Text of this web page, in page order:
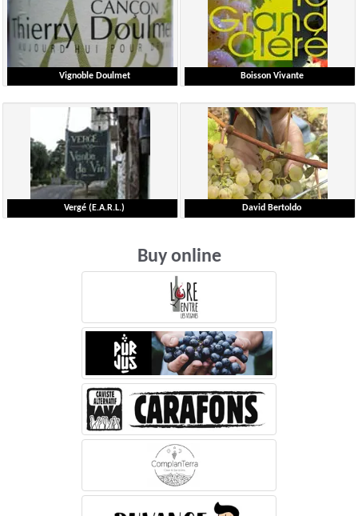
Detailed information Detailed information
Vignoble Doulmet
Doulmet Thierry
Ardèche
Detailed information
Boisson Vivante
Blanchard François
Loire
Detailed information
Vergé (E.A.R.L.) David Bertoldo
Buy online